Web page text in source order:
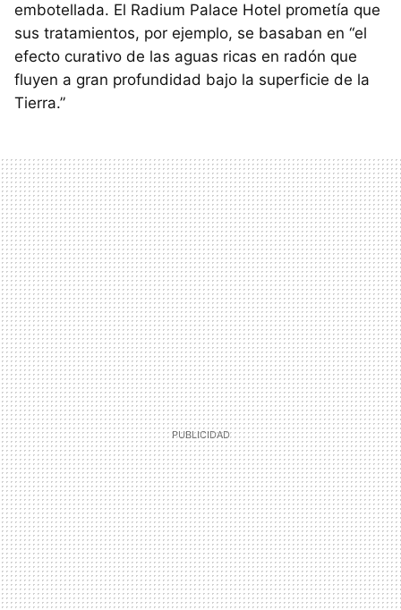
embotellada. El Radium Palace Hotel prometía que
sus tratamientos, por ejemplo, se basaban en “el
efecto curativo de las aguas ricas en radón que
fluyen a gran profundidad bajo la superficie de la
Tierra.”